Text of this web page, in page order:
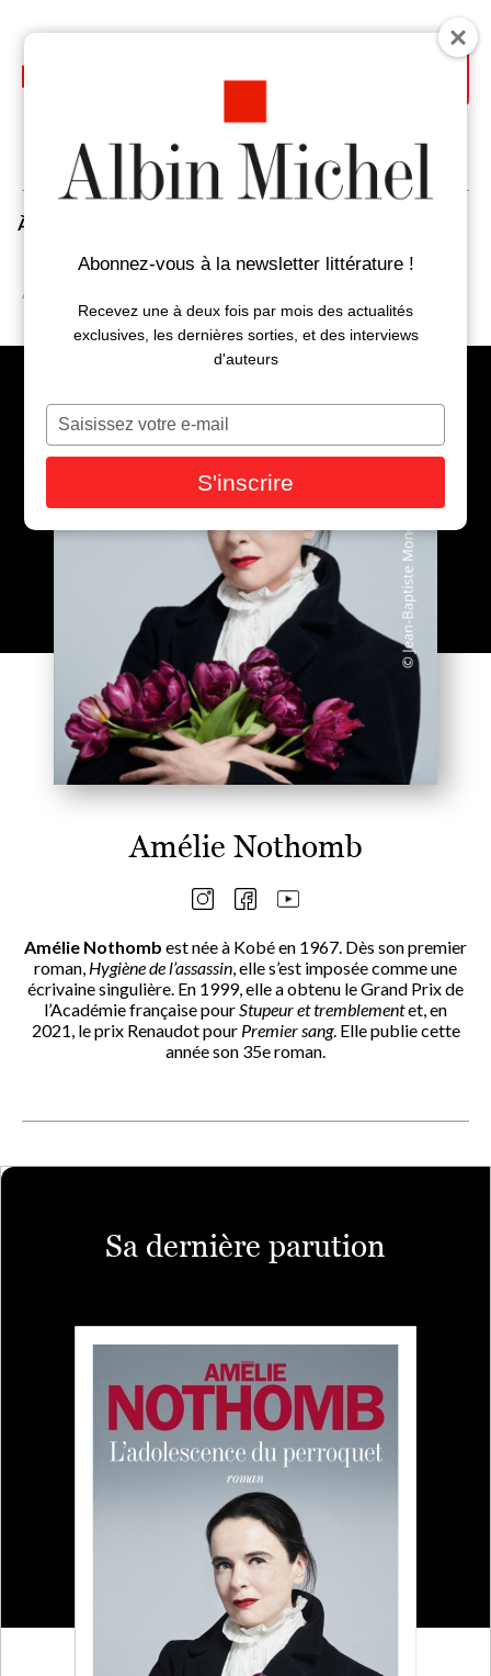
principal
À la Une
Accueil
Amélie Nothomb
Amélie Nothomb est née à Kobé en 1967. Dès son premier
roman, Hygiène de l’assassin, elle s’est imposée comme une
écrivaine singulière. En 1999, elle a obtenu le Grand Prix de
l’Académie française pourStupeur et tremblementet, en
2021, le prix Renaudot pour Premier sang. Elle publie cette
année son 35e roman.
Sa dernière parution
Abonnez-vous à la newsletter littérature !
Recevez une à deux fois par mois des actualités
exclusives, les dernières sorties, et des interviews
d'auteurs
Saisissez
votre
e-
S'inscrire